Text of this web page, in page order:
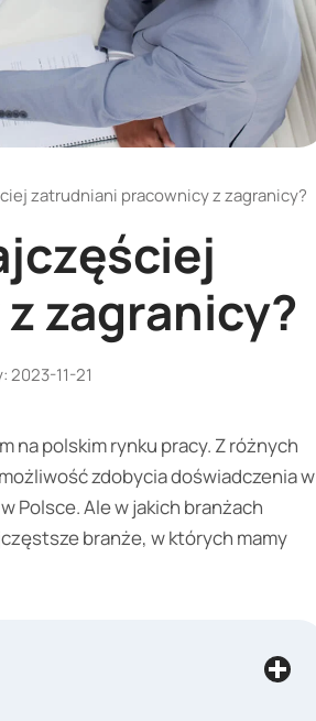
zatrudniani pracownicy z zagranicy?
zagranicy?
2023-11-21
na polskim rynku pracy. Z różnych
zdobycia doświadczenia w
Polsce. Ale w jakich branżach
branże, w których mamy